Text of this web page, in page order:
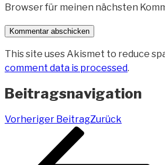
Browser für meinen nächsten
This site uses Akismet to reduce
comment data is processed.
Beitragsnavigation
Vorheriger BeitragZurück